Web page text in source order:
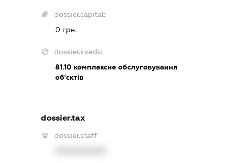
dossier.capital:
0 грн.
dossier.kveds:
81.10 комплексне обслуговування
об'єктів
dossier.tax
dossier.staff